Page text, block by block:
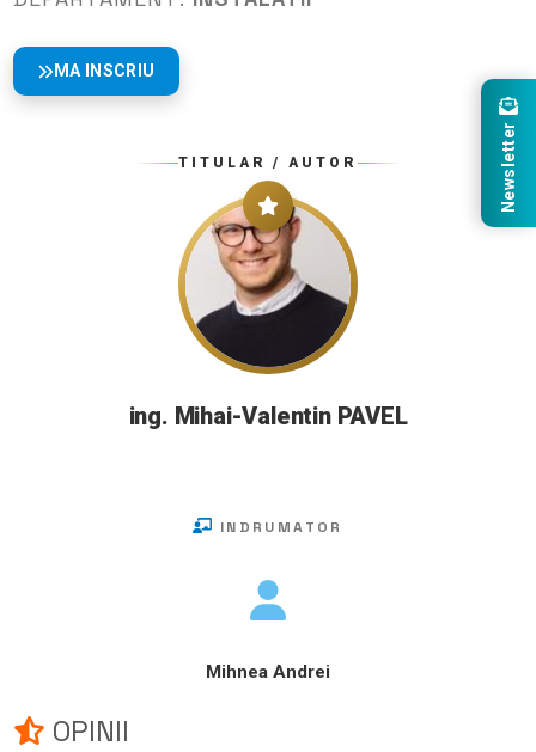
MA INSCRIU
TITULAR / AUTOR
ing. Mihai-Valentin PAVEL
INDRUMATOR
Mihnea Andrei
OPINII
Newsletter